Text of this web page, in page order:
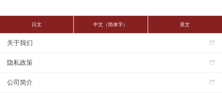
日文 中文（简体字） 英文
关于我们
隐私政策
公司简介